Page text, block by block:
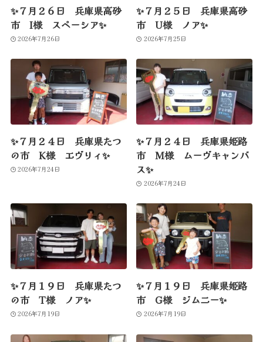
✨７月２６日 兵庫県高砂
市 I様 スペーシア✨
2026年7月26日
✨７月２５日 兵庫県高砂
市 U様 ノア✨
2026年7月25日
✨７月２４日 兵庫県たつ
の市 K様 エヴリィ✨
2026年7月24日
✨７月２４日 兵庫県姫路
市 M様 ムーヴキャンバ
ス✨
2026年7月24日
✨７月１９日 兵庫県たつ
の市 T様 ノア✨
2026年7月19日
✨７月１９日 兵庫県姫路
市 G様 ジムニー✨
2026年7月19日